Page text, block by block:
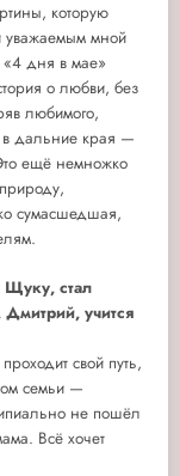
которую
уважаемым мной
дня в мае»
о любви, без
любимого,
в дальние края —
ещё немножко
сумасшедшая,
стал
учится
свой путь,
семьи —
не пошёл
Всё хочет